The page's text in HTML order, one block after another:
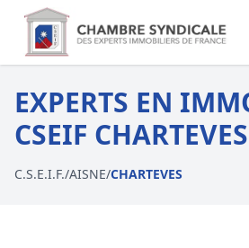
EXPERTS EN
CSEIF CHARTEVES
C.S.E.I.F./AISNE/CHARTEVES